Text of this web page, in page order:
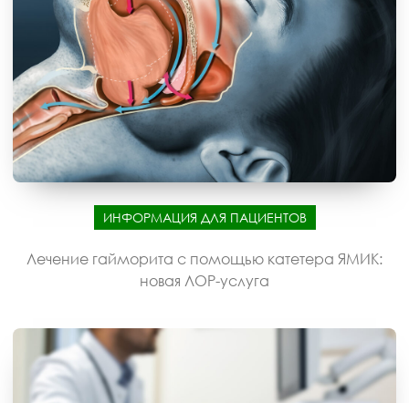
ИНФОРМАЦИЯ ДЛЯ ПАЦИЕНТОВ
Лечение гайморита с помощью катетера ЯМИК:
новая ЛОР-услуга